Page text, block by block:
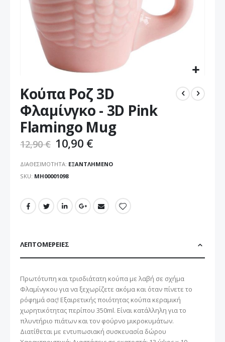
στην
αρχή
της
συλλογής
εικόνων
Κούπα Ροζ 3D
Φλαμίνγκο - 3D Pink
Flamingo Mug
12,90 € 10,90 €
ΔΙΑΘΕΣΙΜΌΤΗΤΑ: ΕΞΑΝΤΛΗΜΈΝΟ
SKU ΜΗ00001098
ΛΕΠΤΟΜΈΡΕΙΕΣ
Πρωτότυπη και τρισδιάτατη κούπα με λαβή σε σχήμα
Φλαμίνγκου για να ξεχωρίζετε ακόμα και όταν πίνετε το
ρόφημά σας! Εξαιρετικής ποιότητας κούπα κεραμική
χωρητικότητας περίπου 350ml. Είναι κατάλληλη για το
πλυντήριο πιάτων και τον φούρνο μικροκυμάτων.
Διατίθεται με εντυπωσιακή συσκευασία δώρου